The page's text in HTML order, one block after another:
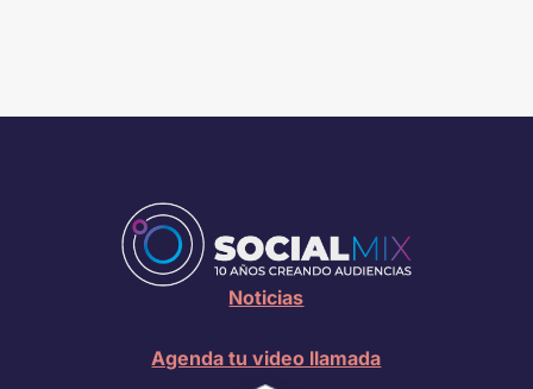
Noticias
Agenda tu video llamada